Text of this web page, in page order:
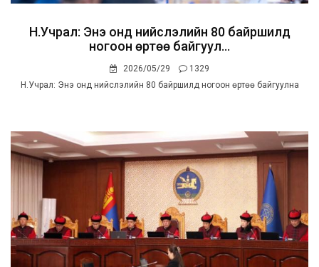
Н.Учрал: Энэ онд нийслэлийн 80 байршилд
ногоон өртөө байгуул...
2026/05/29
1329
Н.Учрал: Энэ онд нийслэлийн 80 байршилд ногоон өртөө байгуулна